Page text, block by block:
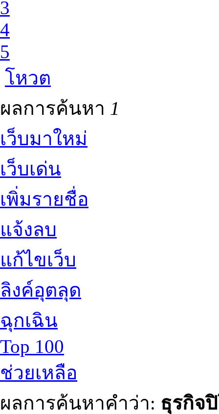
3
4
5
โหวต
ผลการค้นหา 1
เว็บมาใหม่
เว็บเด่น
เพิ่มรายชื่อ
แจ้งลบ
แก้ไขเว็บ
ลิงค์อุตลุด
ฉุกเฉิน
Top 100
ช่วยเหลือ
ผลการค้นหาคำว่า: ธุรกิจ